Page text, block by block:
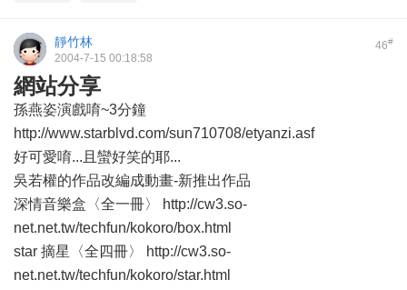
46#
靜竹林
2004-7-15 00:18:58
網站分享
孫燕姿演戲唷~3分鐘
http://www.starblvd.com/sun710708/etyanzi.asf
好可愛唷...且蠻好笑的耶...
吳若權的作品改編成動畫-新推出作品
深情音樂盒〈全一冊〉 http://cw3.so-
net.net.tw/techfun/kokoro/box.html
star 摘星〈全四冊〉 http://cw3.so-
net.net.tw/techfun/kokoro/star.html